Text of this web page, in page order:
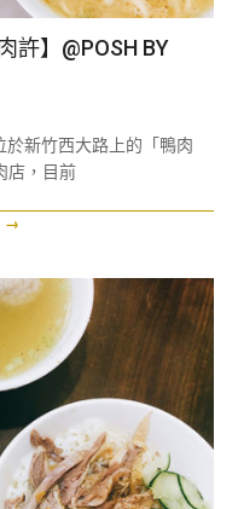
許】@POSH BY
新竹西大路上的「鴨肉
店，目前
→